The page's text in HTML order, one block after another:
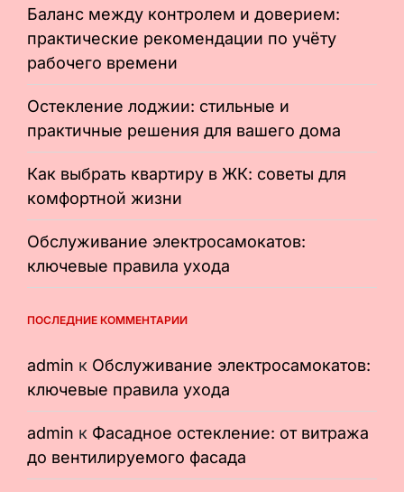
Баланс между контролем и доверием:
практические рекомендации по учёту
рабочего времени
Остекление лоджии: стильные и
практичные решения для вашего дома
Как выбрать квартиру в ЖК: советы для
комфортной жизни
Обслуживание электросамокатов:
ключевые правила ухода
ПОСЛЕДНИЕ КОММЕНТАРИИ
admin к Обслуживание электросамокатов:
ключевые правила ухода
admin к Фасадное остекление: от витража
до вентилируемого фасада